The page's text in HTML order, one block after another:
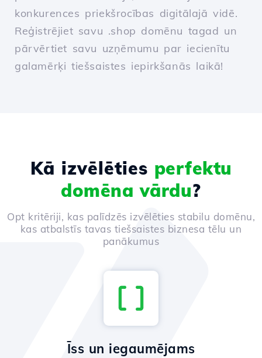
konkurences priekšrocības digitālajā vidē.
Reģistrējiet savu .shop domēnu tagad un
pārvērtiet savu uzņēmumu par iecienītu
galamērķi tiešsaistes iepirkšanās laikā!
Kā izvēlēties perfektu
domēna vārdu?
Opt kritēriji, kas palīdzēs izvēlēties stabilu domēnu,
kas atbalstīs tavas tiešsaistes biznesa tēlu un
panākumus
Īss un iegaumējams